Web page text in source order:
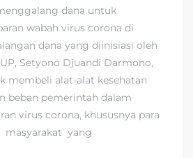
dana untuk
wabah virus corona di
dana yang diinisiasi oleh
Setyono Djuandi Darmono,
membeli alat-alat kesehatan
beban pemerintah dalam
virus corona, khususnya para
masyarakat yang